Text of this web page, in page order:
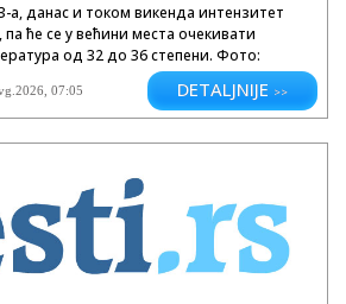
данас и током викенда интензитет
ће се у већини места очекивати
од 32 до 36 степени. Фото:
нас очекује овог петка у Новом Саду:
на Рибљој пијаци Фото: Трг
, 07:05 DETALJNIJE >>